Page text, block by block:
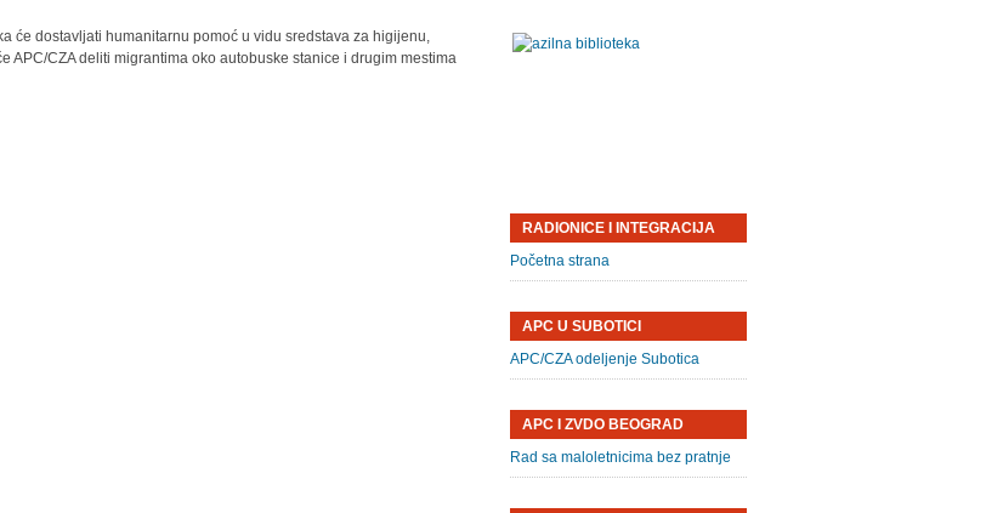
će dostavljati humanitarnu pomoć u vidu sredstava za higijenu,
APC/CZA deliti migrantima oko autobuske stanice i drugim mestima
RADIONICE I INTEGRACIJA
Početna strana
APC U SUBOTICI
APC/CZA odeljenje Subotica
APC I ZVDO BEOGRAD
Rad sa maloletnicima bez pratnje